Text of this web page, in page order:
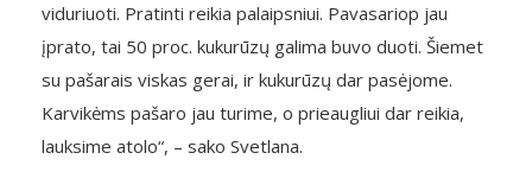
viduriuoti. Pratinti reikia palaipsniui. Pavasariop jau
įprato, tai 50 proc. kukurūzų galima buvo duoti. Šiemet
su pašarais viskas gerai, ir kukurūzų dar pasėjome.
Karvikėms pašaro jau turime, o prieaugliui dar reikia,
lauksime atolo“, – sako Svetlana.